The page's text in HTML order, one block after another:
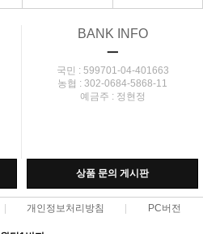
BANK INFO
ㅡ
국민 : 599701-04-401663
농협 : 302-0684-5868-11
예금주 : 정현정
상품 문의 게시판
개인정보처리방침 PC버전